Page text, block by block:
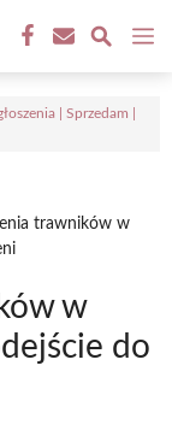
| Sprzedam |
trawników w
w
do